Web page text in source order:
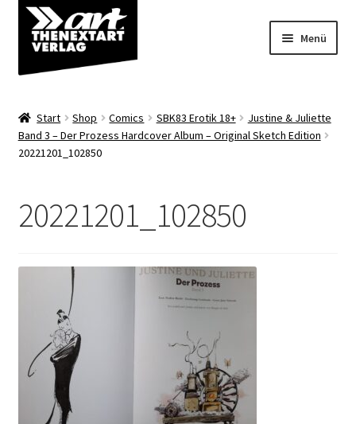
Zur
Navigation
springen
Zum
Inhalt
springen
Menü
Shop
Start Shop Comics SBK83 Erotik 18+
Justine & Juliette
Band 3 – Der Prozess Hardcover Album – Original Sketch Edition
20221201_102850
20221201_102850